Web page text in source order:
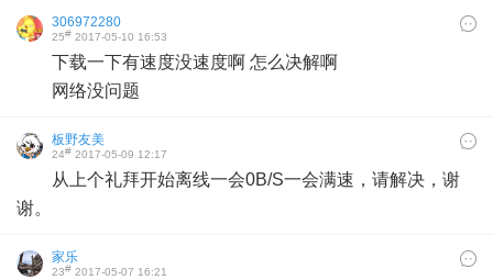
306972280
25# 2017-05-10 16:53
下载一下有速度没速度啊 怎么决解啊
网络没问题
板野友美
24# 2017-05-09 12:17
从上个礼拜开始离线一会0B/S一会满速，请解决，谢
谢。
家乐
23# 2017-05-07 16:21